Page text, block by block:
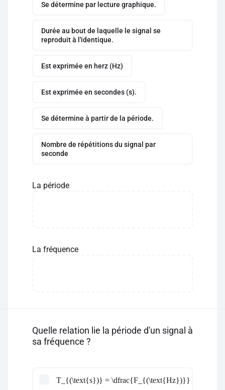
Se détermine par lecture graphique.
Durée au bout de laquelle le signal se
reproduit à l'identique.
Est exprimée en herz (Hz)
Est exprimée en secondes (s).
Se détermine à partir de la période.
Nombre de répétitions du signal par
seconde
La période
La fréquence
Quelle relation lie la période d'un signal à
sa fréquence ?
T_{(\text{s})} = \dfrac{F_{(\text{Hz})}}{2}